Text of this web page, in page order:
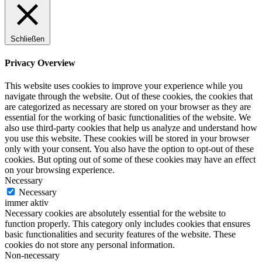
Schließen
Privacy Overview
This website uses cookies to improve your experience while you
navigate through the website. Out of these cookies, the cookies that
are categorized as necessary are stored on your browser as they are
essential for the working of basic functionalities of the website. We
also use third-party cookies that help us analyze and understand how
you use this website. These cookies will be stored in your browser
only with your consent. You also have the option to opt-out of these
cookies. But opting out of some of these cookies may have an effect
on your browsing experience.
Necessary
Necessary
immer aktiv
Necessary cookies are absolutely essential for the website to
function properly. This category only includes cookies that ensures
basic functionalities and security features of the website. These
cookies do not store any personal information.
Non-necessary